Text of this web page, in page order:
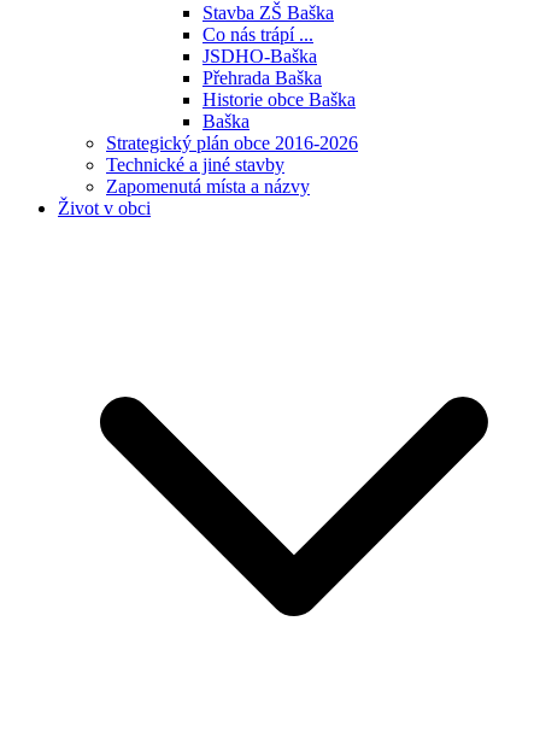
Stavba ZŠ Baška
Co nás trápí ...
JSDHO-Baška
Přehrada Baška
Historie obce Baška
Baška
Strategický plán obce 2016-2026
Technické a jiné stavby
Zapomenutá místa a názvy
Život v obci